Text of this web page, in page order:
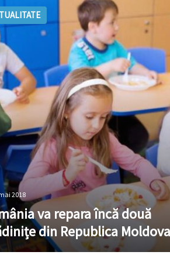
2018
va repara încă două
din Republica Moldova